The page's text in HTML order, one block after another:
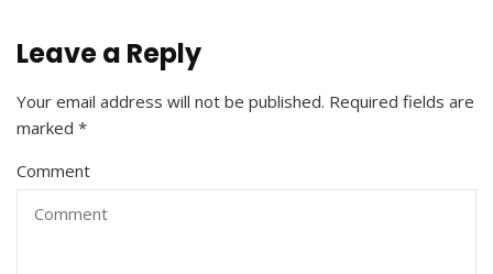
Leave a Reply
Your email address will not be published. Required fields are
marked *
Comment